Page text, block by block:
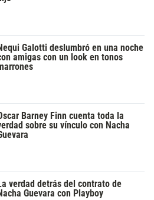
Galotti deslumbró en una noche
amigas con un look en tonos
Barney Finn cuenta toda la
sobre su vínculo con Nacha
verdad detrás del contrato de
Guevara con Playboy